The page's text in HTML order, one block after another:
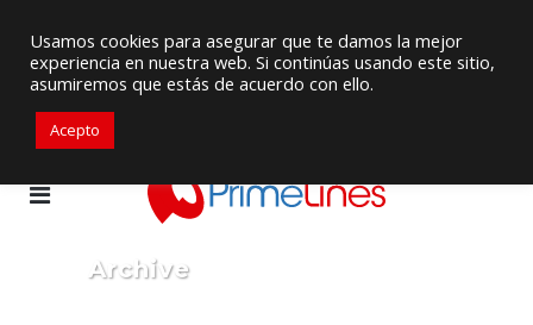
+57 3105917311 ventascolombia@primelines-hvac.com
Archive
Usamos cookies para asegurar que te damos la mejor
experiencia en nuestra web. Si continúas usando este sitio,
asumiremos que estás de acuerdo con ello.
Acepto